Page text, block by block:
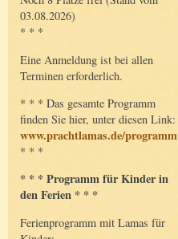
03.08.2026)
* * *
Eine Anmeldung ist bei allen
Terminen erforderlich.
* * * Das gesamte Programm
finden Sie hier, unter diesen Link:
www.prachtlamas.de/programm
* * *
* * * Programm für Kinder in
den Ferien * * *
Ferienprogramm mit Lamas für